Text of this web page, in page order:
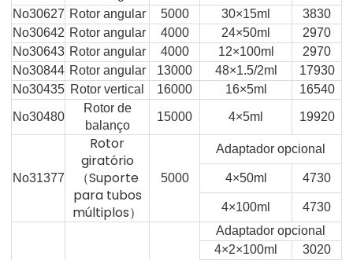
No30627 Rotor angular 5000 30×15ml
3830
No30642 Rotor angular 4000 24×50ml
2970
No30643 Rotor angular 4000 12×100ml
2970
No30844 Rotor angular 13000 48×1.5/2ml
17930
No30435 Rotor vertical 16000 16×5ml 16540
No30480
Rotor de
balanço
15000 4×5ml 19920
No31377
Rotor
giratório
（Suporte
para tubos
múltiplos）
5000
Adaptador opcional
4×50ml 4730
4×100ml 4730
Adaptador opcional
4×2×100ml
3020